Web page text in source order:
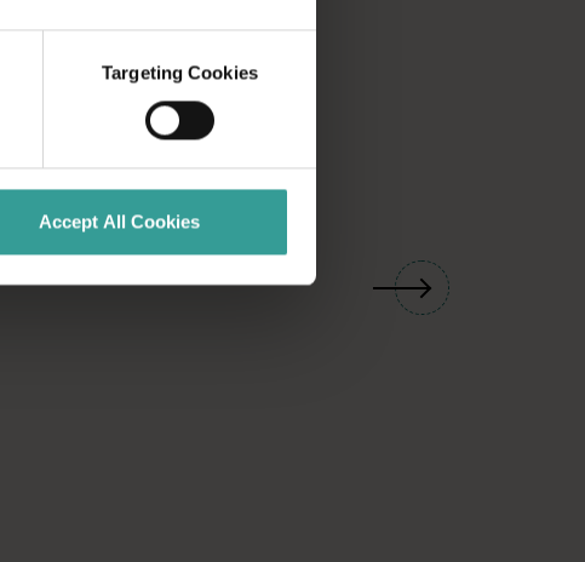
Targeting Cookies
Accept All Cookies
01/06